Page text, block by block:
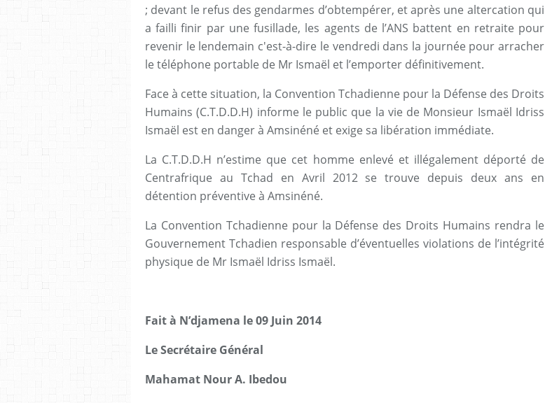
; devant le refus des gendarmes d’obtempérer, et après une altercation qui
a failli finir par une fusillade, les agents de l’ANS battent en retraite pour
revenir le lendemain c'est-à-dire le vendredi dans la journée pour arracher
le téléphone portable de Mr Ismaël et l’emporter définitivement.
Face à cette situation, la Convention Tchadienne pour la Défense des Droits
Humains (C.T.D.D.H) informe le public que la vie de Monsieur Ismaël Idriss
Ismaël est en danger à Amsinéné et exige sa libération immédiate.
La C.T.D.D.H n’estime que cet homme enlevé et illégalement déporté de
Centrafrique au Tchad en Avril 2012 se trouve depuis deux ans en
détention préventive à Amsinéné.
La Convention Tchadienne pour la Défense des Droits Humains rendra le
Gouvernement Tchadien responsable d’éventuelles violations de l’intégrité
physique de Mr Ismaël Idriss Ismaël.
Fait à N’djamena le 09 Juin 2014
Le Secrétaire Général
Mahamat Nour A. Ibedou